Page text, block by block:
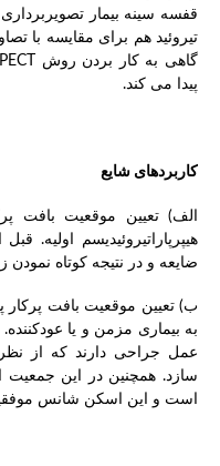
قفسه سینه بیمار
تیروئید هم برای مقایسه با
پیدا می کند.
کاربردهای شایع
الف) تعیین موقعیت بافت
هیپرپاراتیروئیدیسم اولیه.
ضایعه و در نتیجه کوتاه
ب) تعیین موقعیت بافت پرکار
به بیماری مزمن و یا
عمل جراحی دارند که از
سازد. همچنین در این جمعیت
است و این اسکن شانس